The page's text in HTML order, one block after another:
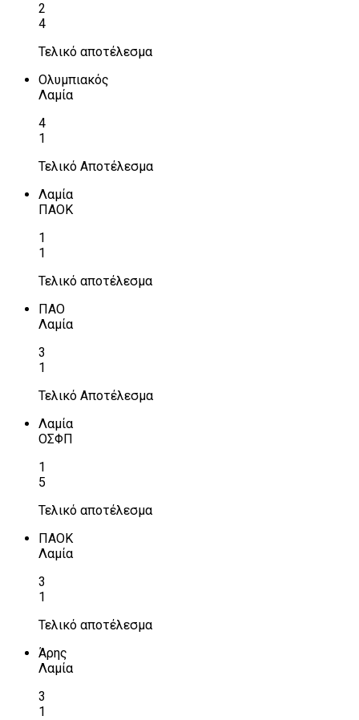
2
4
Τελικό αποτέλεσμα
Ολυμπιακός
Λαμία
4
1
Τελικό Αποτέλεσμα
Λαμία
ΠΑΟΚ
1
1
Τελικό αποτέλεσμα
ΠΑΟ
Λαμία
3
1
Τελικό Αποτέλεσμα
Λαμία
ΟΣΦΠ
1
5
Τελικό αποτέλεσμα
ΠΑΟΚ
Λαμία
3
1
Τελικό αποτέλεσμα
Άρης
Λαμία
3
1